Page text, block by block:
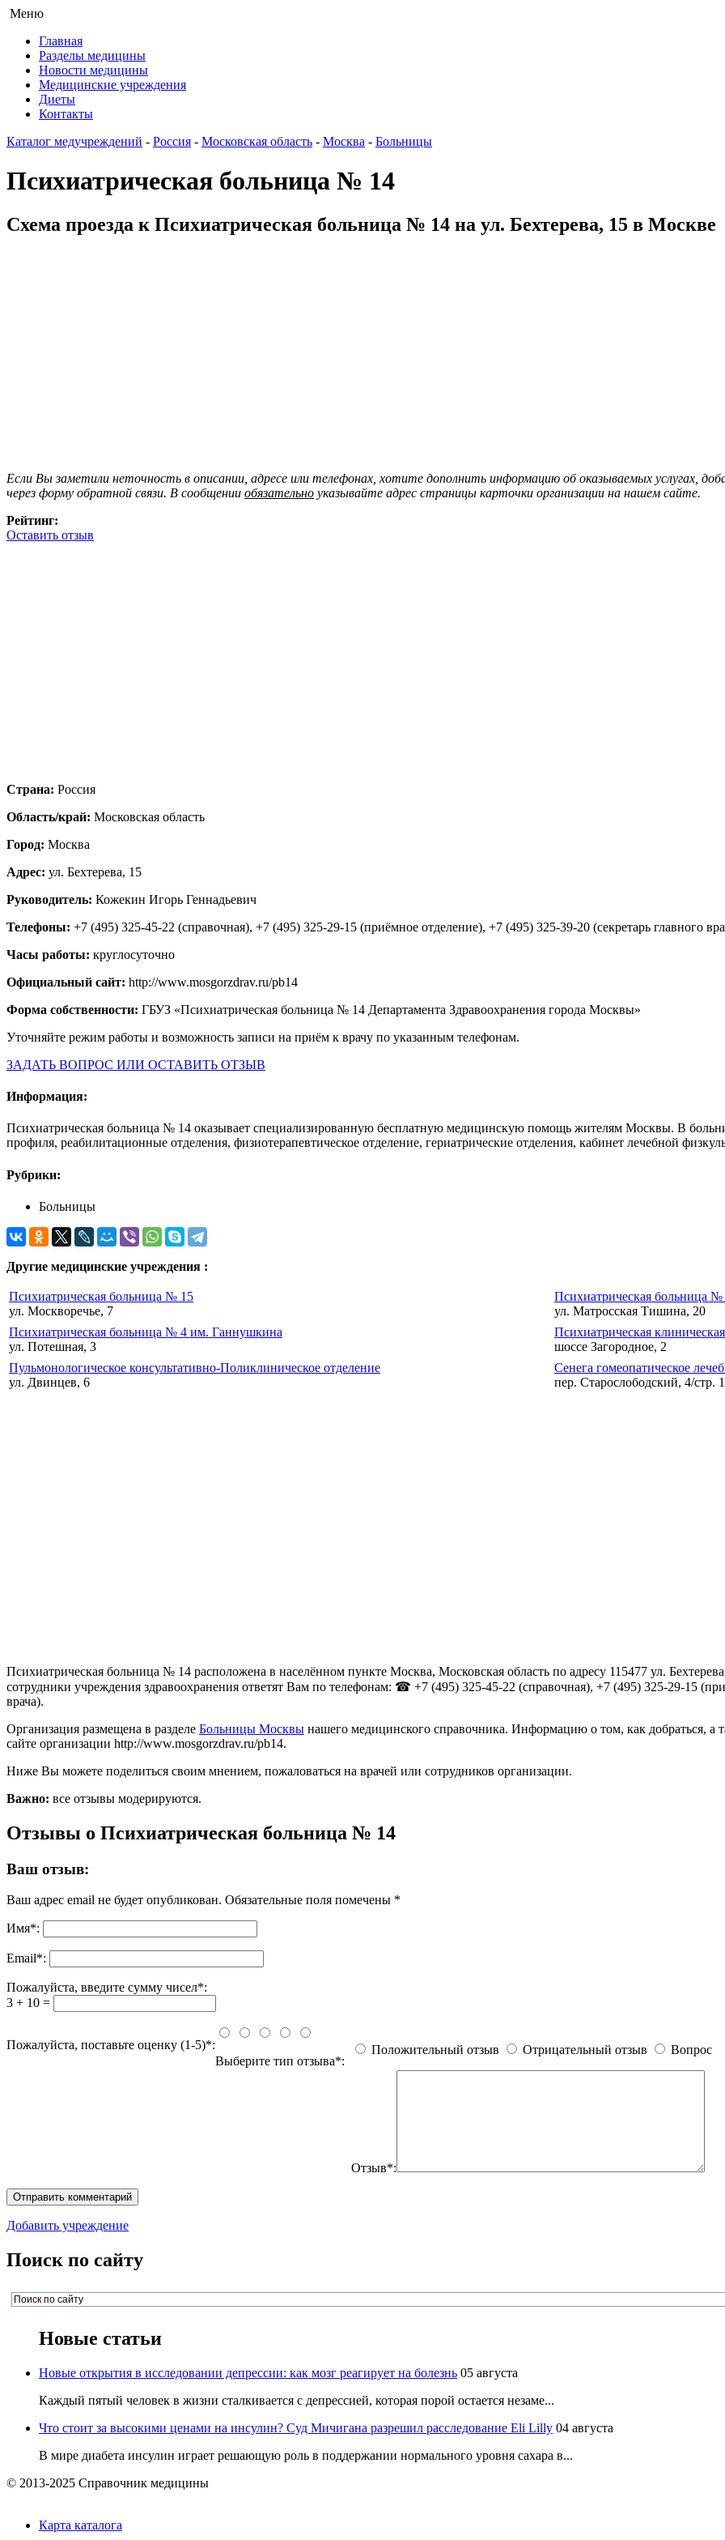
Меню
Главная
Разделы медицины
Новости медицины
Медицинские учреждения
Диеты
Контакты
Каталог медучреждений - Россия - Московская область - Москва - Больницы
Психиатрическая больница № 14
Схема проезда к Психиатрическая больница № 14 на ул. Бехтерева, 15 в Москве
Если Вы заметили неточность в описании, адресе или телефонах, хотите дополнить информацию об оказываемых услугах,
через форму обратной связи. В сообщении обязательно указывайте адрес страницы карточки организации на нашем сайте.
Рейтинг:
Оставить отзыв
Страна: Россия
Область/край: Московская область
Город: Москва
Адрес: ул. Бехтерева, 15
Руководитель: Кожекин Игорь Геннадьевич
Телефоны: +7 (495) 325-45-22 (справочная), +7 (495) 325-29-15 (приёмное отделение), +7 (495) 325-39-20 (секретарь главного
Часы работы: круглосуточно
Официальный сайт: http://www.mosgorzdrav.ru/pb14
Форма собственности: ГБУЗ «Психиатрическая больница № 14 Департамента Здравоохранения города Москвы»
Уточняйте режим работы и возможность записи на приём к врачу по указанным телефонам.
ЗАДАТЬ ВОПРОС ИЛИ ОСТАВИТЬ ОТЗЫВ
Информация:
Психиатрическая больница № 14 оказывает специализированную бесплатную медицинскую помощь жителям Москвы. В
профиля, реабилитационные отделения, физиотерапевтическое отделение, гериатрические отделения, кабинет лечебной
Рубрики:
Больницы
Другие медицинские учреждения :
Психиатрическая больница № 15
ул. Москворечье, 7
Психиатрическая больница
ул. Матросская Тишина, 20
Психиатрическая больница № 4 им. Ганнушкина
ул. Потешная, 3
Психиатрическая
шоссе Загородное, 2
Пульмонологическое консультативно-Поликлиническое отделение
ул. Двинцев, 6
Сенега гомеопатическое
пер. Старослободский, 4/стр. 1
Психиатрическая больница № 14 расположена в населённом пункте Москва, Московская область по адресу 115477 ул.
сотрудники учреждения здравоохранения ответят Вам по телефонам: ☎ +7 (495) 325-45-22 (справочная), +7 (495) 325-29-15
врача).
Организация размещена в разделе Больницы Москвы нашего медицинского справочника. Информацию о том, как добраться,
сайте организации http://www.mosgorzdrav.ru/pb14.
Ниже Вы можете поделиться своим мнением, пожаловаться на врачей или сотрудников организации.
Важно: все отзывы модерируются.
Отзывы о Психиатрическая больница № 14
Ваш отзыв:
Ваш адрес email не будет опубликован. Обязательные поля помечены *
Имя*:
Email*:
Пожалуйста, введите сумму чисел*:
3 + 10 =
Пожалуйста, поставьте оценку (1-5)*:
Выберите тип отзыва*:
Положительный отзыв Отрицательный отзыв Вопрос
Отзыв*:
Добавить учреждение
Поиск по сайту
Новые статьи
Новые открытия в исследовании депрессии: как мозг реагирует на болезнь 05 августа
Каждый пятый человек в жизни сталкивается с депрессией, которая порой остается незаме...
Что стоит за высокими ценами на инсулин? Суд Мичигана разрешил расследование Eli Lilly 04 августа
В мире диабета инсулин играет решающую роль в поддержании нормального уровня сахара в...
© 2013-2025 Справочник медицины
Карта каталога